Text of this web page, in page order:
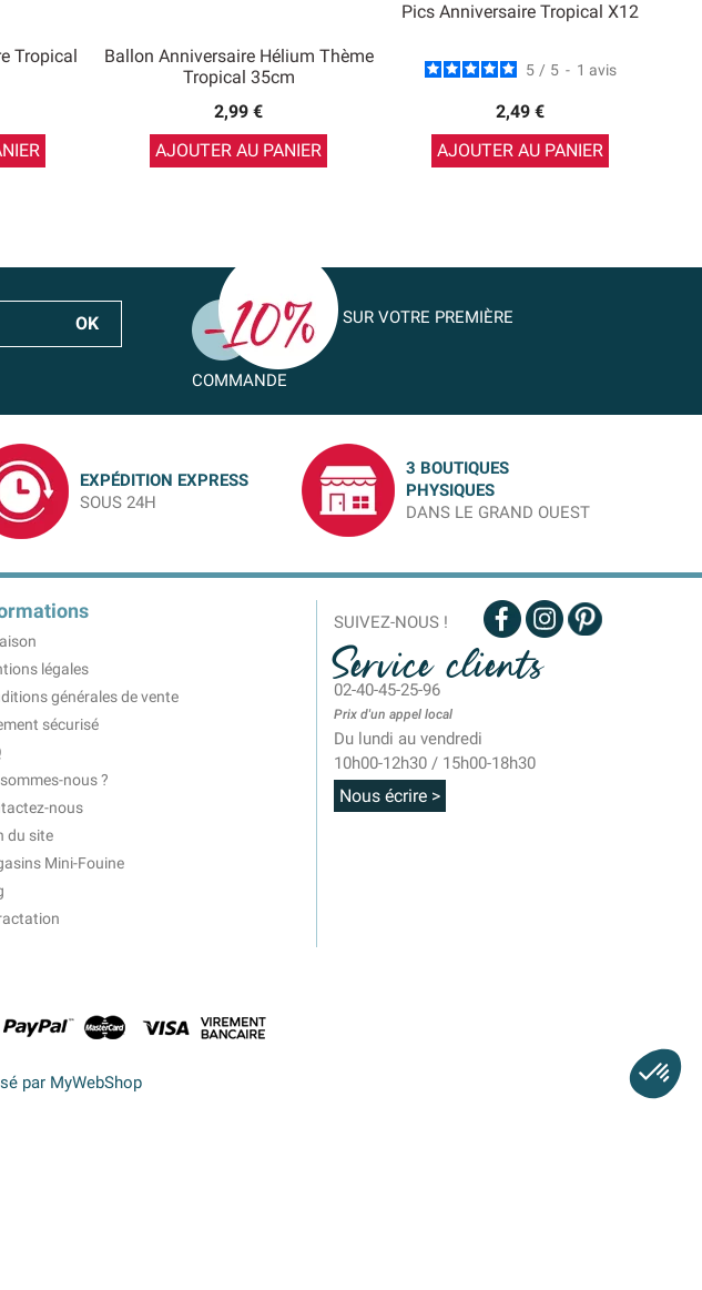
Tropical
Ballon Anniversaire Hélium Thème
Tropical 35cm
2,99 €
AJOUTER AU PANIER
Pics Anniversaire Tropical X12
5 / 5 - 1 avis
2,49 €
AJOUTER AU PANIER
SUR VOTRE PREMIÈRE
COMMANDE
EXPÉDITION EXPRESS
SOUS 24H
3 BOUTIQUES
PHYSIQUES
DANS LE GRAND OUEST
légales
générales de vente
sécurisé
nous ?
nous
du site
Mini-Fouine
SUIVEZ-NOUS !
Service clients
02-40-45-25-96
Prix d'un appel local
Du lundi au vendredi
10h00-12h30 / 15h00-18h30
Nous écrire >
par MyWebShop